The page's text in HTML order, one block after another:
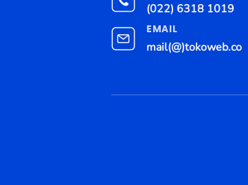
(022) 6318 1019
EMAIL
mail(@)tokoweb.co